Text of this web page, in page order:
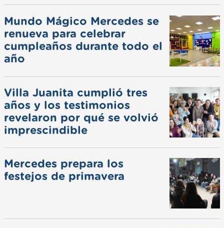
Mundo Mágico Mercedes se
renueva para celebrar
cumpleaños durante todo el
año
Villa Juanita cumplió tres
años y los testimonios
revelaron por qué se volvió
imprescindible
Mercedes prepara los
festejos de primavera